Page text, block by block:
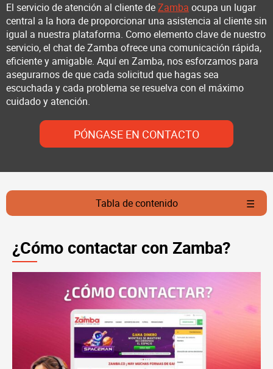
El servicio de atención al cliente deZamba ocupa un lugar
central a la hora de proporcionar una asistencia al cliente sin
igual a nuestra plataforma. Como elemento clave de nuestro
servicio, el chat de Zamba ofrece una comunicación rápida,
eficiente y amigable. Aquí en Zamba, nos esforzamos para
asegurarnos de que cada solicitud que hagas sea
escuchada y cada problema se resuelva con el máximo
cuidado y atención.
PÓNGASE EN CONTACTO
Tabla de contenido
¿Cómo contactar con Zamba?